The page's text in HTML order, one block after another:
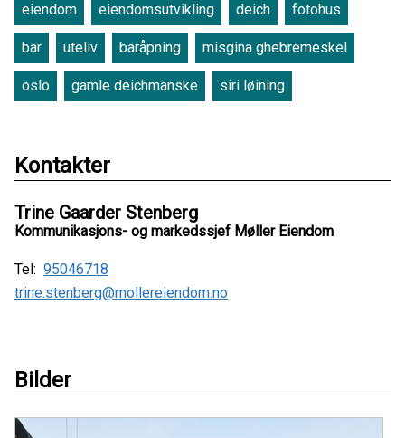
eiendom eiendomsutvikling deich fotohus
bar uteliv baråpning misgina ghebremeskel
oslo gamle deichmanske siri løining
Kontakter
Trine Gaarder Stenberg
Kommunikasjons- og markedssjef Møller Eiendom
Tel: 95046718
trine.stenberg@mollereiendom.no
Bilder